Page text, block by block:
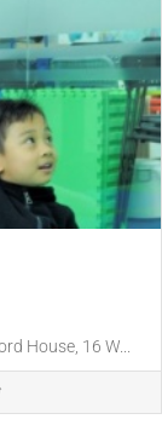
House, 16 W...